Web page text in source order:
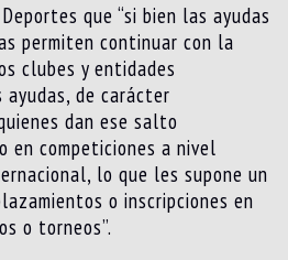
que “si bien las ayudas
permiten continuar con la
clubes y entidades
de carácter
dan ese salto
competiciones a nivel
lo que les supone un
o inscripciones en
o torneos”.